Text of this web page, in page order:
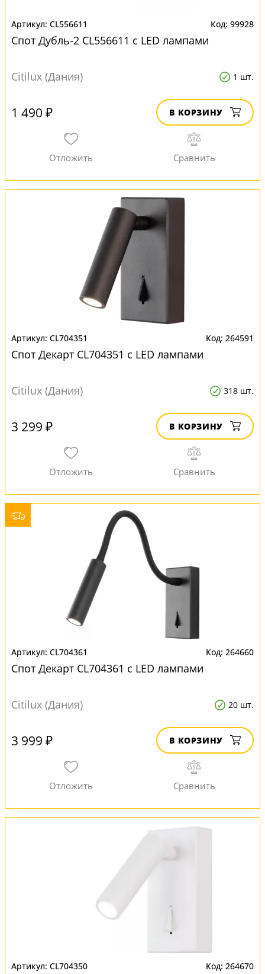
CL556611 99928
Спот Дубль-2 CL556611 с LED лампами
Citilux (Дания) 1 шт.
1 490 ₽ В КОРЗИНУ
CL704351 264591
Спот Декарт CL704351 с LED лампами
Citilux (Дания) 318 шт.
3 299 ₽ В КОРЗИНУ
CL704361 264660
Спот Декарт CL704361 с LED лампами
Citilux (Дания) 20 шт.
3 999 ₽ В КОРЗИНУ
CL704350 264670